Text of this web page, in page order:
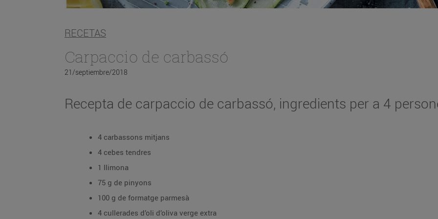
RECETAS
Carpaccio de carbassó
21/septiembre/2018
Recepta de carpaccio de carbassó, ingredients per a 4
4 carbassons mitjans
4 cebes tendres
1 llimona
75 g de pinyons
100 g de formatge parmesà
4 cullerades d’oli d’oliva verge extra